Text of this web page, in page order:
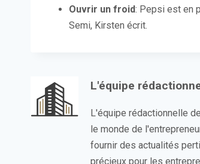
Ouvrir un froid: Pepsi est en
Semi, Kirsten écrit.
L'équipe
L'équipe rédactionnelle
le monde de
fournir des actualités
précieux pour les